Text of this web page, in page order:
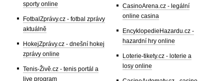
sporty online
FotbalZprávy.cz - fotbal zprávy
aktuálně
HokejZprávy.cz - dnešní hokej
zprávy online
Tenis-Živě.cz - tenis portál a
live program
CasinoArena.cz - legální
online casina
EncyklopedieHazardu.cz -
hazardní hry online
Loterie-tikety.cz - loterie a
losy online